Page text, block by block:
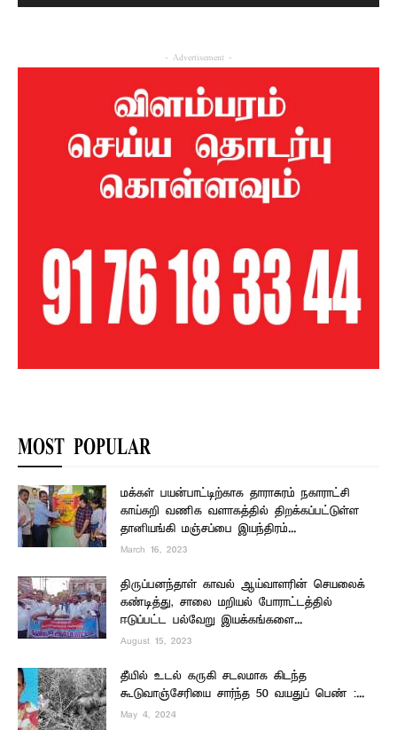
- Advertisement -
MOST POPULAR
மக்கள் பயன்பாட்டிற்காக தாராசுரம் நகாராட்சி
காய்கறி வணிக வளாகத்தில் திறக்கப்பட்டுள்ள
தானியங்கி மஞ்சப்பை இயந்திரம்...
March 16, 2023
திருப்பனந்தாள் காவல் ஆய்வாளரின் செயலைக்
கண்டித்து, சாலை மறியல் போராட்டத்தில்
ஈடுப்பட்ட பல்வேறு இயக்கங்களை...
August 15, 2023
தீயில் உடல் கருகி சடலமாக கிடந்த
கூடுவாஞ்சேரியை சார்ந்த 50 வயதுப் பெண் :...
May 4, 2024